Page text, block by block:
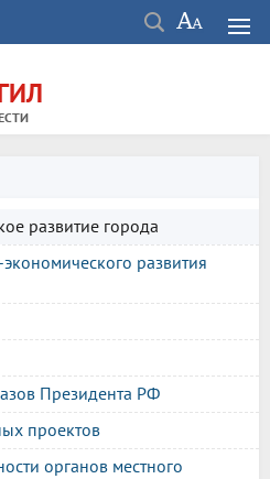
развитие города
развития
Президента РФ
проектов
органов местного